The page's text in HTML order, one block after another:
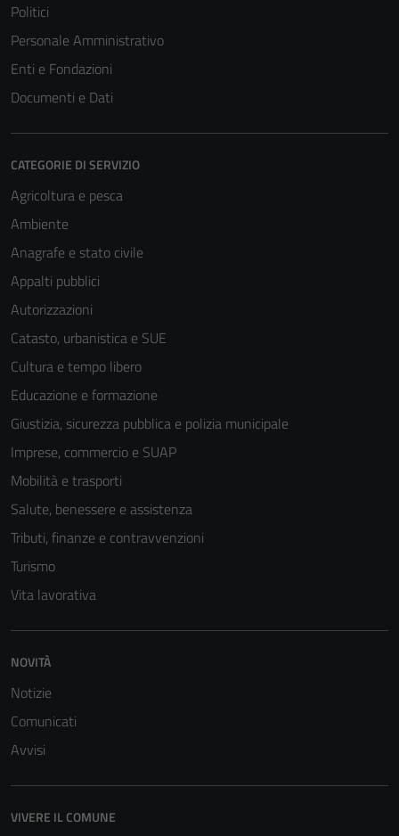
Politici
Personale Amministrativo
Enti e Fondazioni
Documenti e Dati
CATEGORIE DI SERVIZIO
Agricoltura e pesca
Ambiente
Anagrafe e stato civile
Appalti pubblici
Autorizzazioni
Catasto, urbanistica e SUE
Cultura e tempo libero
Educazione e formazione
Giustizia, sicurezza pubblica e polizia municipale
Imprese, commercio e SUAP
Mobilità e trasporti
Salute, benessere e assistenza
Tributi, finanze e contravvenzioni
Turismo
Vita lavorativa
NOVITÀ
Notizie
Comunicati
Avvisi
VIVERE IL COMUNE
informazioni